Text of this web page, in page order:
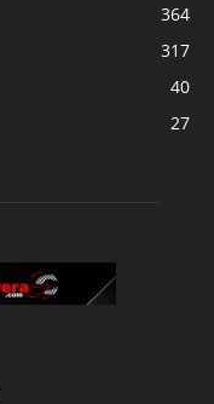
364
317
40
27